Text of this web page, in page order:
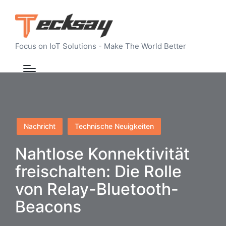
Focus on IoT Solutions - Make The World Better
Posted
in
Nachricht Technische Neuigkeiten
Nahtlose Konnektivität
freischalten: Die Rolle
von Relay-Bluetooth-
Beacons